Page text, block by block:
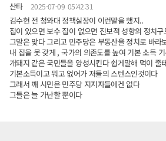
산타 2025-07-09 05:42:31
김수현 전 청와대 정책실장이 이런말을 했지..
집이 있으면 보수 집이 없으면 진보적 성향의 정치
그말은 맞다 그리고 민주당은 부동산을 정치로 바라
내 집을 못 갖게 , 국가의 의존도를 높여 기본 소득
개돼지 같은 국민들을 양성시킨다 쉽게말해 먹이 줄
기본소득이고 뭐고 없어가 저들의 스텐스인것이다
그래서 깨 시민은 민주당 지지자들에겐 없다
그들은 늘 가난할 뿐이다